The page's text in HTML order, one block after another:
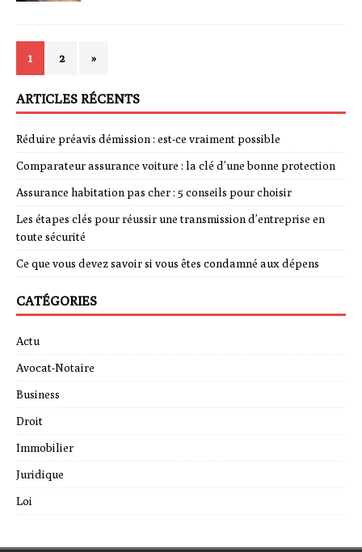
1 2 »
ARTICLES RÉCENTS
Réduire préavis démission : est-ce vraiment possible
Comparateur assurance voiture : la clé d’une bonne protection
Assurance habitation pas cher : 5 conseils pour choisir
Les étapes clés pour réussir une transmission d’entreprise en
toute sécurité
Ce que vous devez savoir si vous êtes condamné aux dépens
CATÉGORIES
Actu
Avocat-Notaire
Business
Droit
Immobilier
Juridique
Loi